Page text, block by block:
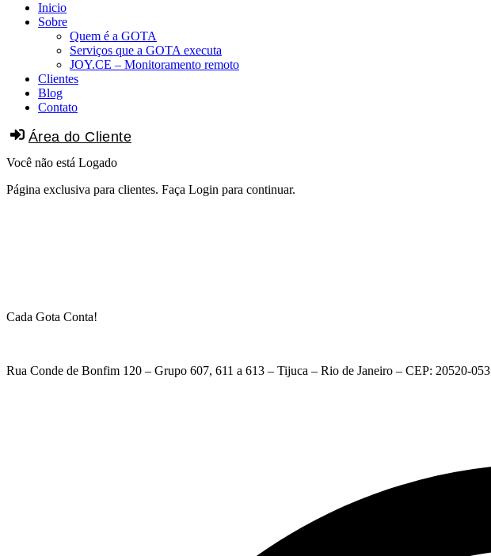
Inicio
Sobre
Quem é a GOTA
Serviços que a GOTA executa
JOY.CE – Monitoramento remoto
Clientes
Blog
Contato
Área do Cliente
Você não está Logado
Página exclusiva para clientes. Faça Login para continuar.
Cada Gota Conta!
Rua Conde de Bonfim 120 – Grupo 607, 611 a 613 – Tijuca – Rio de Janeiro – CEP: 20520-053